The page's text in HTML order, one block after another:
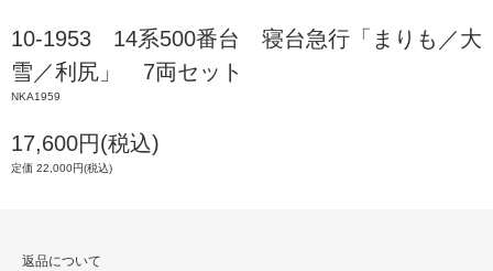
10-1953 14系500番台 寝台急行「まりも／大
雪／利尻」 7両セット
NKA1959
17,600円(税込)
定価 22,000円(税込)
返品について